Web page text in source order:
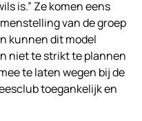
is.” Ze komen eens
van de groep
kunnen dit model
niet te strikt te plannen
te laten wegen bij de
toegankelijk en